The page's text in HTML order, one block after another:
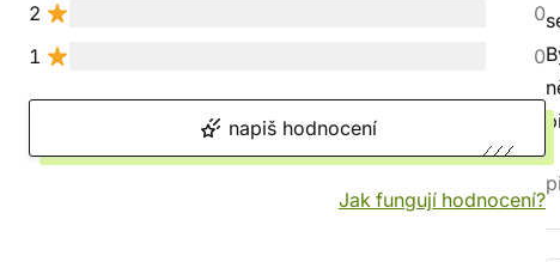
2
0
1
0
napiš hodnocení
Jak fungují hodnocení?